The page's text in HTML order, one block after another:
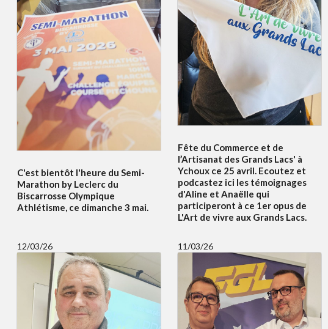
C'est bientôt l'heure du Semi-
Marathon by Leclerc du
Biscarrosse Olympique
Athlétisme, ce dimanche 3 mai.
Fête du Commerce et de
l’Artisanat des Grands Lacs' à
Ychoux ce 25 avril. Ecoutez et
podcastez ici les témoignages
d'Aline et Anaëlle qui
participeront à ce 1er opus de
L'Art de vivre aux Grands Lacs.
12/03/26 11/03/26